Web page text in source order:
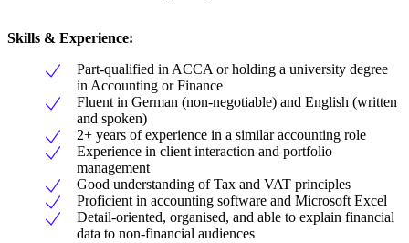
Skills & Experience:
Part-qualified in ACCA or holding a university degree
in Accounting or Finance
Fluent in German (non-negotiable) and English (written
and spoken)
2+ years of experience in a similar accounting role
Experience in client interaction and portfolio
management
Good understanding of Tax and VAT principles
Proficient in accounting software and Microsoft Excel
Detail-oriented, organised, and able to explain financial
data to non-financial audiences